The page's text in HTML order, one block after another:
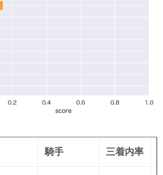
騎手 三着内率